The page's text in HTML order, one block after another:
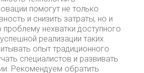
помогут не только
и снизить затраты, но и
нехватки доступного
реализации таких
опыт традиционного
специалистов и развивать
Рекомендуем обратить